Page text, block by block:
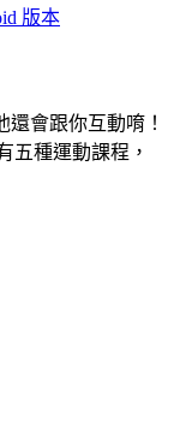
版本
會跟你互動唷！
五種運動課程，